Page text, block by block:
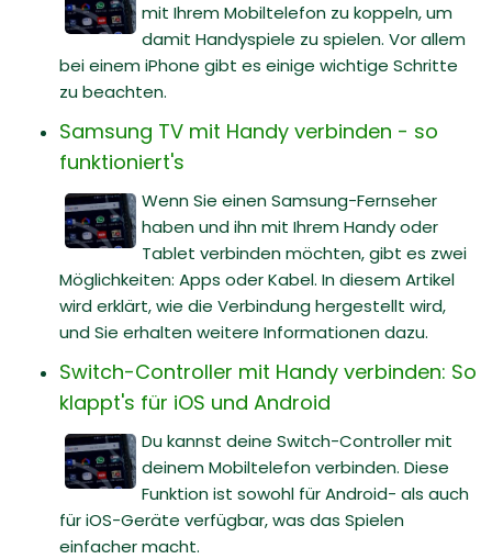
mit Ihrem Mobiltelefon zu koppeln, um
damit Handyspiele zu spielen. Vor allem
bei einem iPhone gibt es einige wichtige Schritte
zu beachten.
Samsung TV mit Handy verbinden - so
funktioniert's
Wenn Sie einen Samsung-Fernseher
haben und ihn mit Ihrem Handy oder
Tablet verbinden möchten, gibt es zwei
Möglichkeiten: Apps oder Kabel. In diesem Artikel
wird erklärt, wie die Verbindung hergestellt wird,
und Sie erhalten weitere Informationen dazu.
Switch-Controller mit Handy verbinden: So
klappt's für iOS und Android
Du kannst deine Switch-Controller mit
deinem Mobiltelefon verbinden. Diese
Funktion ist sowohl für Android- als auch
für iOS-Geräte verfügbar, was das Spielen
einfacher macht.